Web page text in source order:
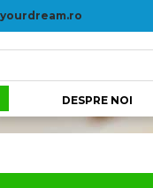
DESPRE NOI